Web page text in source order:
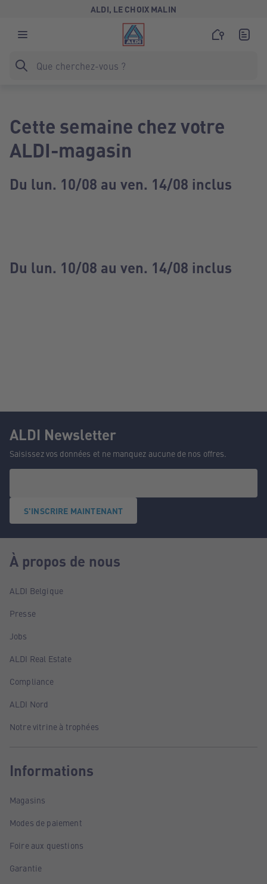
ALDI, LE CHOIX MALIN
Cette semaine chez votre
ALDI-magasin
Du lun. 10/08 au ven. 14/08 inclus
Du lun. 10/08 au ven. 14/08 inclus
ALDI Newsletter
Saisissez vos données et ne manquez aucune de nos offres.
S'INSCRIRE MAINTENANT
À propos de nous
ALDI Belgique
Presse
Jobs
ALDI Real Estate
Compliance
ALDI Nord
Notre vitrine à trophées
Informations
Magasins
Modes de paiement
Foire aux questions
Garantie